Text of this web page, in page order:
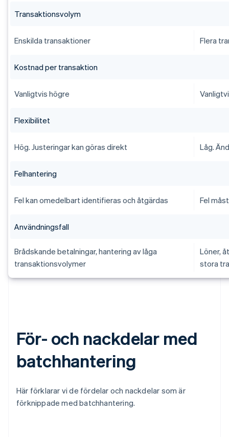
Transaktionsvolym
Enskilda transaktioner Flera
Kostnad per transaktion
Vanligtvis högre
Flexibilitet
Hög. Justeringar kan göras direkt Låg.
Felhantering
Fel kan omedelbart identifieras och åtgärdas Fel
Användningsfall
Brådskande betalningar, hantering av låga
transaktionsvolymer
Löner,
stora
För- och nackdelar med
batchhantering
Här förklarar vi de fördelar och nackdelar som är
förknippade med batchhantering.